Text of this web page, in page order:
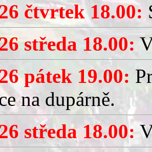
čtvrtek 18.00:
středa 18.00:
pátek 19.00:
na dupárně.
středa 18.00: